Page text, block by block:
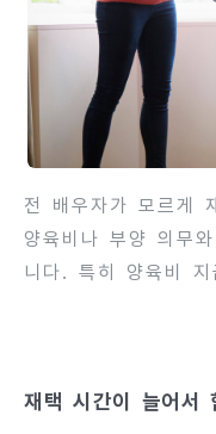
전 배우자가 모르게
양육비나 부양 의무
니다. 특히 양육비
이며, 단순히 재혼했
재택 시간이 늘어서